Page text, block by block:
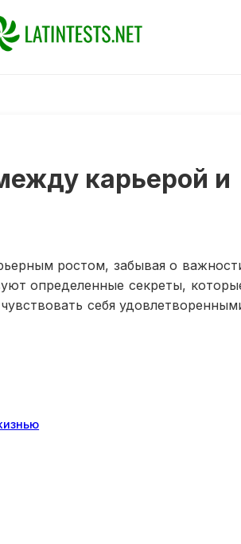
карьерой и
ростом, забывая о
определенные секреты,
себя